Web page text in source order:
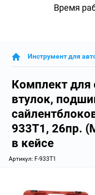
Время
Инструмент для
Комплект для
втулок,
933T1, 26пр.
в кейсе
Артикул: F-933T1